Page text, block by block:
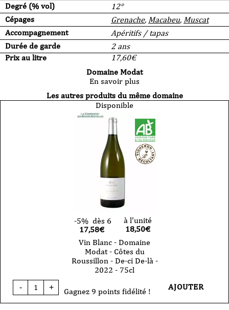
Degré (% vol)
12°
Cépages
Grenache, Macabeu, Muscat
Accompagnement
Apéritifs / tapas
Durée de garde
2 ans
Prix au litre
17,60€
Domaine Modat
En savoir plus
Les autres produits du même domaine
Disponible
-5% dès 6
17,58€
à l'unité
18,50€
Vin Blanc - Domaine
Modat - Côtes du
Roussillon - De-ci De-là -
2022 - 75cl
-
quantité
de
+ Gagnez 9 points fidélité ! AJOUTER